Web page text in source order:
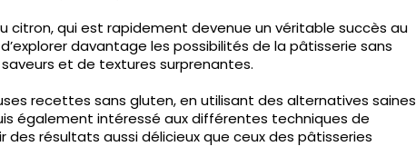
qui est rapidement devenue un véritable succès au
davantage les possibilités de la pâtisserie sans
et de textures surprenantes.
recettes sans gluten, en utilisant des alternatives saines
également intéressé aux différentes techniques de
résultats aussi délicieux que ceux des pâtisseries